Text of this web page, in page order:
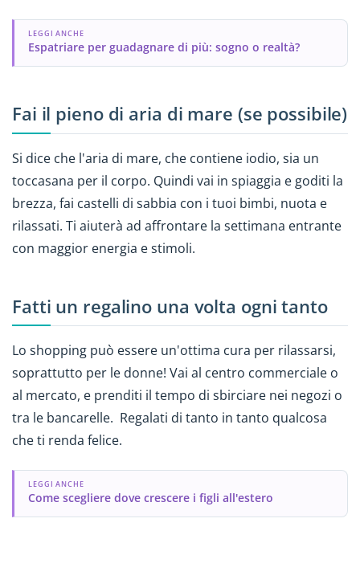
LEGGI ANCHE
Espatriare per guadagnare di più: sogno o realtà?
Fai il pieno di aria di mare (se possibile)
Si dice che l'aria di mare, che contiene iodio, sia un
toccasana per il corpo. Quindi vai in spiaggia e goditi la
brezza, fai castelli di sabbia con i tuoi bimbi, nuota e
rilassati. Ti aiuterà ad affrontare la settimana entrante
con maggior energia e stimoli.
Fatti un regalino una volta ogni tanto
Lo shopping può essere un'ottima cura per rilassarsi,
soprattutto per le donne! Vai al centro commerciale o
al mercato, e prenditi il tempo di sbirciare nei negozi o
tra le bancarelle. Regalati di tanto in tanto qualcosa
che ti renda felice.
LEGGI ANCHE
Come scegliere dove crescere i figli all'estero